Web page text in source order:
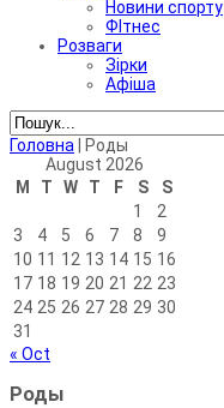
Новини спорту
ФІтнес
Розваги
Зірки
Афіша
Головна
Роды
August 2026
M
T W T F S
S
1
2
3
4 5 6 7 8
9
10 11 12 13 14 15 16
17 18 19 20 21 22 23
24 25 26 27 28 29 30
31
« Oct
Роды